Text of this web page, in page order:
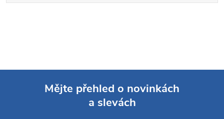
Mějte přehled o novinkách
a slevách